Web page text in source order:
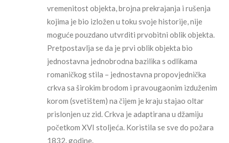
vremenitost objekta, brojna prekrajanja i rušenja
kojima je bio izložen u toku svoje historije, nije
moguće pouzdano utvrditi prvobitni oblik objekta.
Pretpostavlja se da je prvi oblik objekta bio
jednostavna jednobrodna bazilika s odlikama
romaničkog stila – jednostavna propovjednička
crkva sa širokim brodom i pravougaonim izduženim
korom (svetištem) na čijem je kraju stajao oltar
prislonjen uz zid. Crkva je adaptirana u džamiju
početkom XVI stoljeća. Koristila se sve do požara
1832. godine.